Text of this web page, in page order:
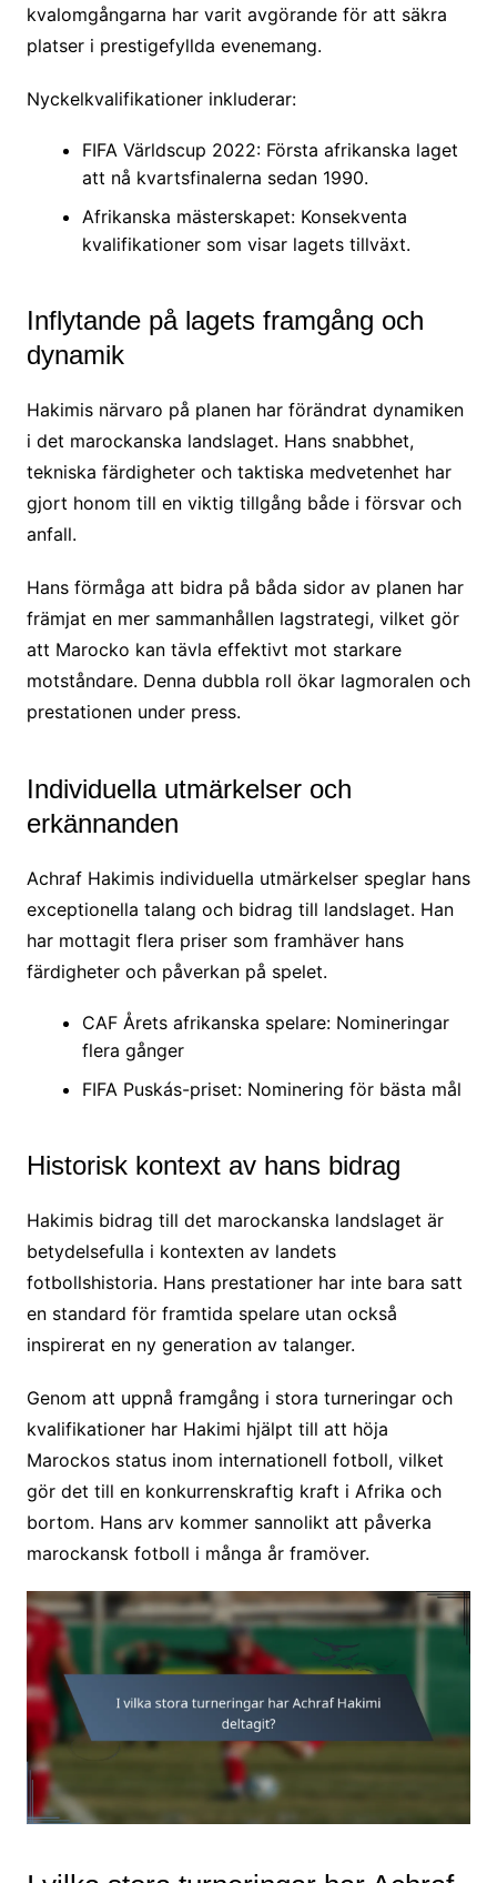
kvalomgångarna har varit avgörande för att säkra
platser i prestigefyllda evenemang.
Nyckelkvalifikationer inkluderar:
FIFA Världscup 2022: Första afrikanska laget
att nå kvartsfinalerna sedan 1990.
Afrikanska mästerskapet: Konsekventa
kvalifikationer som visar lagets tillväxt.
Inflytande på lagets framgång och
dynamik
Hakimis närvaro på planen har förändrat dynamiken
i det marockanska landslaget. Hans snabbhet,
tekniska färdigheter och taktiska medvetenhet har
gjort honom till en viktig tillgång både i försvar och
anfall.
Hans förmåga att bidra på båda sidor av planen har
främjat en mer sammanhållen lagstrategi, vilket gör
att Marocko kan tävla effektivt mot starkare
motståndare. Denna dubbla roll ökar lagmoralen och
prestationen under press.
Individuella utmärkelser och
erkännanden
Achraf Hakimis individuella utmärkelser speglar hans
exceptionella talang och bidrag till landslaget. Han
har mottagit flera priser som framhäver hans
färdigheter och påverkan på spelet.
CAF Årets afrikanska spelare: Nomineringar
flera gånger
FIFA Puskás-priset: Nominering för bästa mål
Historisk kontext av hans bidrag
Hakimis bidrag till det marockanska landslaget är
betydelsefulla i kontexten av landets
fotbollshistoria. Hans prestationer har inte bara satt
en standard för framtida spelare utan också
inspirerat en ny generation av talanger.
Genom att uppnå framgång i stora turneringar och
kvalifikationer har Hakimi hjälpt till att höja
Marockos status inom internationell fotboll, vilket
gör det till en konkurrenskraftig kraft i Afrika och
bortom. Hans arv kommer sannolikt att påverka
marockansk fotboll i många år framöver.